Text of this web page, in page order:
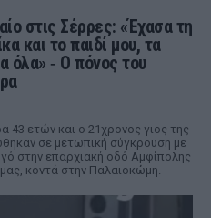
στις Σέρρες: «Έχασα τη
και το παιδί μου, τα
όλα» ‑ Ο πόνος του
43 ετών και ο 21χρονος γιος της
σε μετωπική σύγκρουση με
στην επαρχιακή οδό Αμφίπολης
κοντά στην Παλαιοκώμη.